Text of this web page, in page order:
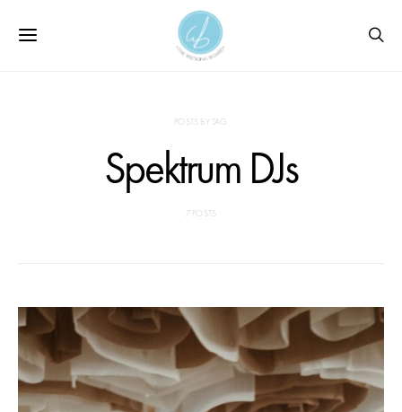
POSTS BY TAG
Spektrum DJs
7 POSTS